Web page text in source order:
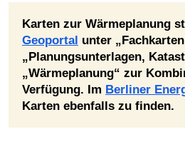
Karten zur Wärmeplanung
Geoportal unter
„Planungsunterlagen,
„Wärmeplanung“ zur
Verfügung. Im Berliner
Karten ebenfalls zu finden.